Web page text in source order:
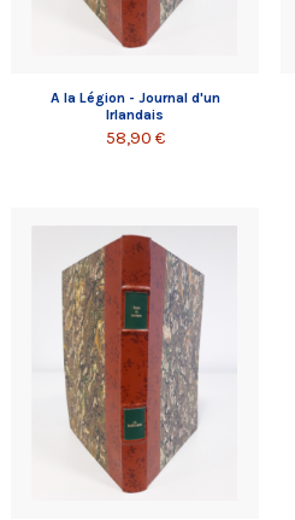
A la Légion - Journal d'un
Irlandais
58,90 €